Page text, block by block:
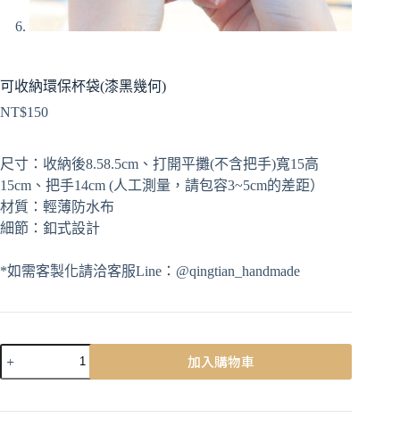
可收納環保杯袋(漆黑幾何)
NT$150
尺寸：收納後8.58.5cm、打開平攤(不含把手)寬15高
15cm、把手14cm (人工測量，請包容3~5cm的差距）
材質：輕薄防水布
細節：釦式設計
*如需客製化請洽客服Line：@qingtian_handmade
加入購物車